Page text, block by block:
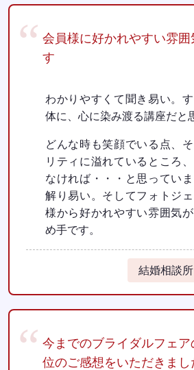
会員様に好かれやすい雰
す
わかりやすくて聞き易い。す
体に、心に染み渡る講座だと
どんな時も笑顔でいる点、
リティに溢れているところ
なければ・・・と思ってい
解り易い。そしてフォトジ
様から好かれやすい雰囲気
め手です。
結婚相談
今までのブライダルフェア
位のご感想をいただきまし